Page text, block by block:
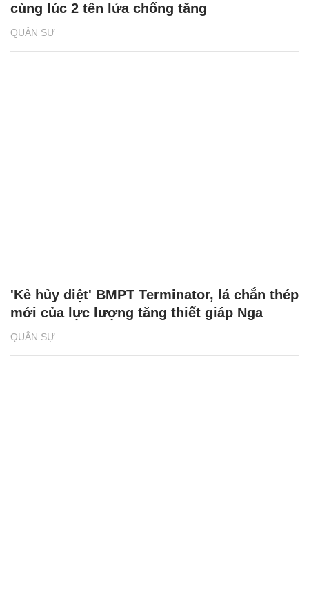
QUÂN SỰ
cùng lúc 2 tên lửa chống tăng
QUÂN SỰ
'Kẻ hủy diệt' BMPT Terminator, lá chắn thép
mới của lực lượng tăng thiết giáp Nga